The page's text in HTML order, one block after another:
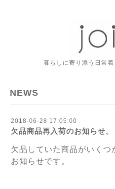
暮らしに寄り添う日常着
NEWS
2018-06-28 17:05:00
欠品商品再入荷のお知らせ。
欠品していた商品がいく
お知らせです。